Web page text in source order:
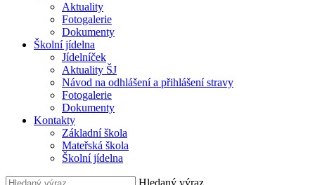
Aktuality
Fotogalerie
Dokumenty
Školní jídelna
Jídelníček
Aktuality ŠJ
Návod na odhlášení a přihlášení stravy
Fotogalerie
Dokumenty
Kontakty
Základní škola
Mateřská škola
Školní jídelna
Hledaný výraz